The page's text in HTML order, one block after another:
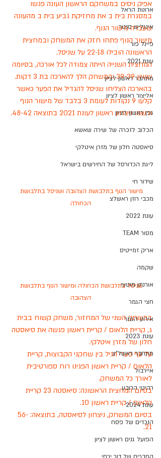
ארונות הראל
אינגליש סנטר
פיינל פור
עונת 2021
מתחבר ראשון לציון
אליצור ראשון לציון
גפן ראשון לציון
הכלוב לזכרה של שירה שאשא
סיאסטה חלון של מזרן איטלקי
ליגת הכדורסל של החירשים בישראל
שידור חי
מכבי רוזן ראשלצ
עונת 2022
מסור TEAM
אריק זמייטיס
שקמה
אורנתן מוטעי
חצי הגמר
אירוע הגמר
עונת 2023
מתחבר ראשל"צ
איירבול
רהיטי הרובע
עונת 2024
הנכדים של פסח
הפועל גנים ראשון לציון
אפיק ניסים במשחקם הראשון העונה פגשו
במסגרת בית ב את מחזיקת גביע בית ב מהעונה
שעברה מישור הנוף.
מישור הנוף פתחו חזק את המשחק ובמחצית
הראשונה הובילו 22-18 על שניסל.
המחצית השנייה הייתה צמודה לכל אורכה, בסיומה
שוויון 39-39 והמשחק הלך להארכה בת 3 דקות.
בהארכה הצליחו שניסל להגדיל את הפער כאשר
קלעו 9 נקודות לעומת 3 בלבד של מישור הנוף
ורשמו ניצחון ראשון לעונת 2021 בתוצאה 48-42.
מישור הנוף בתלבושת הצהובה ושניסל בתלבושת
הכחולה
שניסל בתלבושת הכחולה ומישור הנוף בתלבושת
הצהובה
במשחק השני של המחזור, משחק קשוח בבית
ג, קריית הלאום / קריית ראשון פגשה את סיאסטה
חלון של מזרן איטלקי.
על עף פערי הגיל בין שחקני הקבוצות, קריית
הלאום / קריית ראשון הפגינו רוח ספורטיבית
לאורך כל המשחק.
בסיום המחצית הראשונה: סיאסטה 23 קריית
הלאום / קריית ראשון 10.
בסיום המשחק, ניצחון לסיאסטה, בתוצאה: 56-
21.